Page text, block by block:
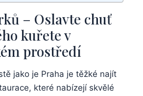
– Oslavte chuť‍
⁤kuřete⁣ v
prostředí
jako je Praha je těžké najít
které nabízejí skvělé​